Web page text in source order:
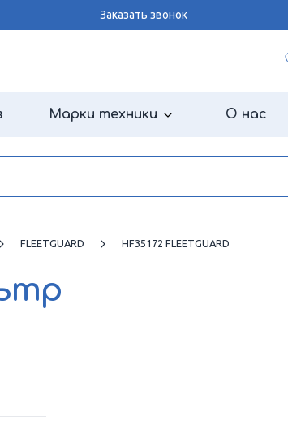
Заказать звонок
Марки техники О нас
FLEETGUARD HF35172 FLEETGUARD